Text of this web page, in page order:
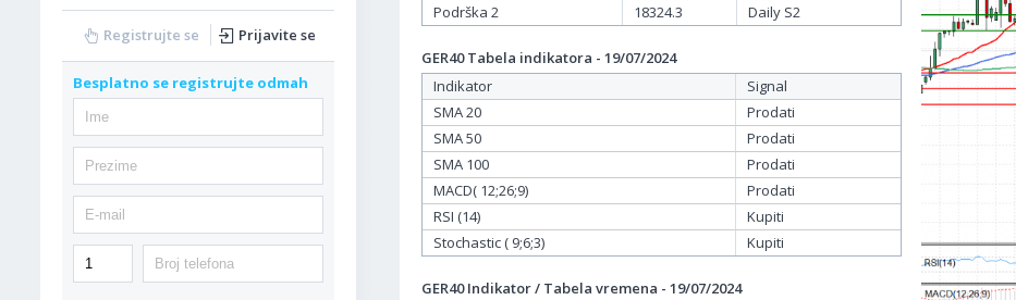
Registrujte se Prijavite se
Besplatno se registrujte odmah
Podrška 2
18324.3 Daily S2
GER40 Tabela indikatora - 19/07/2024
Indikator
Signal
SMA 20
Prodati
SMA 50
Prodati
SMA 100
Prodati
MACD( 12;26;9)
Prodati
RSI (14)
Kupiti
Stochastic ( 9;6;3)
Kupiti
GER40 Indikator / Tabela vremena - 19/07/2024